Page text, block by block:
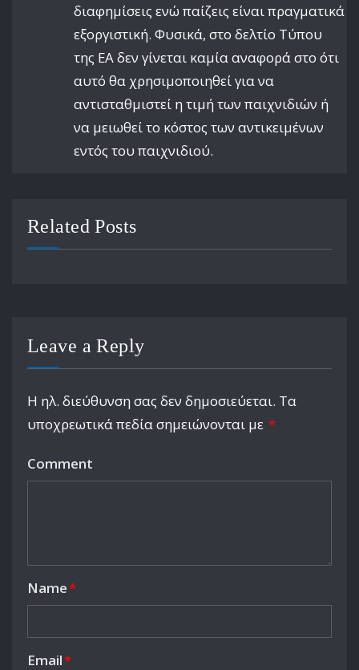
διαφημίσεις ενώ παίζεις είναι πραγματικά
εξοργιστική. Φυσικά, στο δελτίο Τύπου
της EA δεν γίνεται καμία αναφορά στο ότι
αυτό θα χρησιμοποιηθεί για να
αντισταθμιστεί η τιμή των παιχνιδιών ή
να μειωθεί το κόστος των αντικειμένων
εντός του παιχνιδιού.
Related Posts
Leave a Reply
Η ηλ. διεύθυνση σας δεν δημοσιεύεται. Τα
υποχρεωτικά πεδία σημειώνονται με *
Comment
Name*
Email*